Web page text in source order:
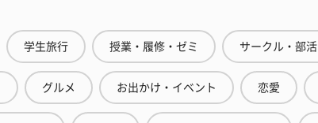
学生旅行 授業・履修・ゼミ サークル・部活
グルメ お出かけ・イベント 恋愛